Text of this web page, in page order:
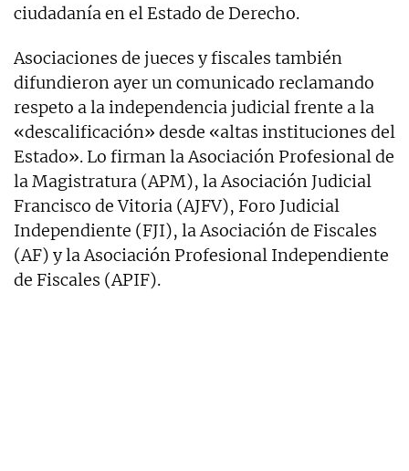
ciudadanía en el Estado de Derecho.
Asociaciones de jueces y fiscales también
difundieron ayer un comunicado reclamando
respeto a la independencia judicial frente a la
«descalificación» desde «altas instituciones del
Estado». Lo firman la Asociación Profesional de
la Magistratura (APM), la Asociación Judicial
Francisco de Vitoria (AJFV), Foro Judicial
Independiente (FJI), la Asociación de Fiscales
(AF) y la Asociación Profesional Independiente
de Fiscales (APIF).